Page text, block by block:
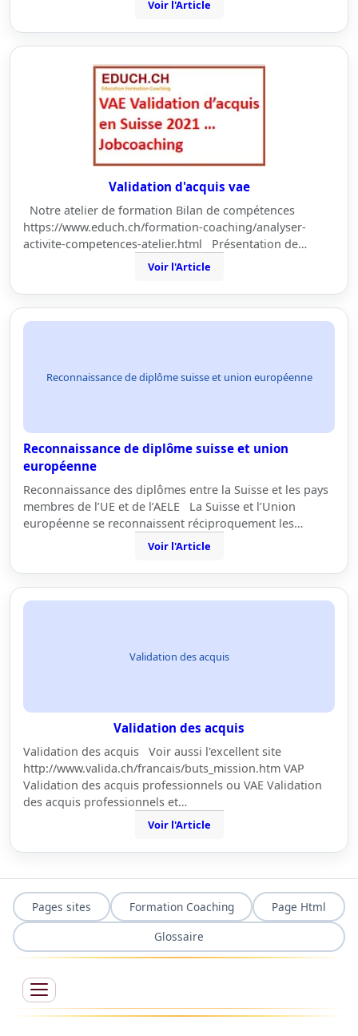
Voir l'Article
Validation d'acquis vae
Notre atelier de formation Bilan de compétences
https://www.educh.ch/formation-coaching/analyser-
activite-competences-atelier.html Présentation de…
Voir l'Article
Reconnaissance de diplôme suisse et union européenne
Reconnaissance de diplôme suisse et union
européenne
Reconnaissance des diplômes entre la Suisse et les pays
membres de l’UE et de l’AELE La Suisse et l’Union
européenne se reconnaissent réciproquement les…
Voir l'Article
Validation des acquis
Validation des acquis
Validation des acquis Voir aussi l'excellent site
http://www.valida.ch/francais/buts_mission.htm VAP
Validation des acquis professionnels ou VAE Validation
des acquis professionnels et…
Voir l'Article
Pages sites Formation Coaching
Page Html
Glossaire